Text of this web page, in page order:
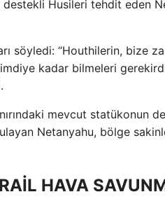
Husileri tehdit eden
söyledi: “Houthilerin, bize
kadar bilmeleri
mevcut statükonun
Netanyahu, bölge
HAVA